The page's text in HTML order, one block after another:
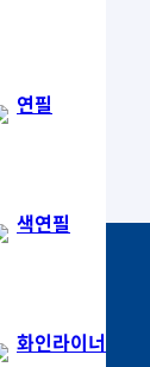
연필
색연필
화인라이너